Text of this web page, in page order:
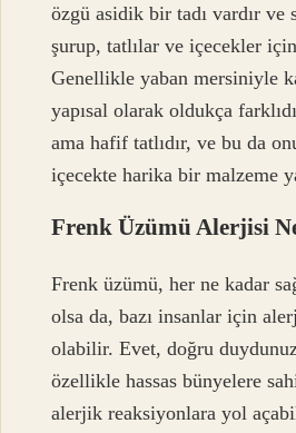
özgü asidik bir tadı vardır ve
şurup, tatlılar ve içecekler
Genellikle yaban mersiniyle
yapısal olarak oldukça
ama hafif tatlıdır, ve bu da
içecekte harika bir malzeme
Frenk Üzümü Alerjisi
Frenk üzümü, her ne kadar
olsa da, bazı insanlar için
olabilir. Evet, doğru
özellikle hassas bünyelere
alerjik reaksiyonlara yol